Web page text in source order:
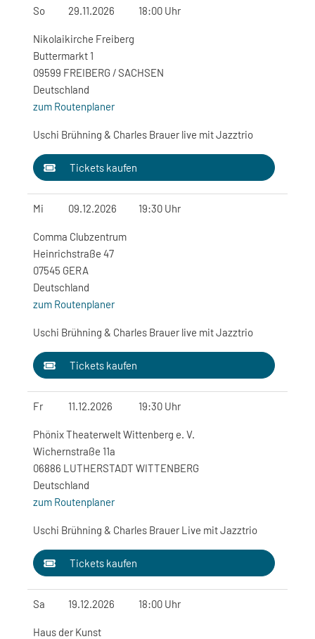
So 29.11.2026 18:00 Uhr
Nikolaikirche Freiberg
Buttermarkt 1
09599 FREIBERG / SACHSEN
Deutschland
zum Routenplaner
Uschi Brühning & Charles Brauer live mit Jazztrio
Tickets kaufen
Mi 09.12.2026 19:30 Uhr
Comma Clubzentrum
Heinrichstraße 47
07545 GERA
Deutschland
zum Routenplaner
Uschi Brühning & Charles Brauer live mit Jazztrio
Tickets kaufen
Fr 11.12.2026 19:30 Uhr
Phönix Theaterwelt Wittenberg e. V.
Wichernstraße 11a
06886 LUTHERSTADT WITTENBERG
Deutschland
zum Routenplaner
Uschi Brühning & Charles Brauer Live mit Jazztrio
Tickets kaufen
Sa 19.12.2026 18:00 Uhr
Haus der Kunst